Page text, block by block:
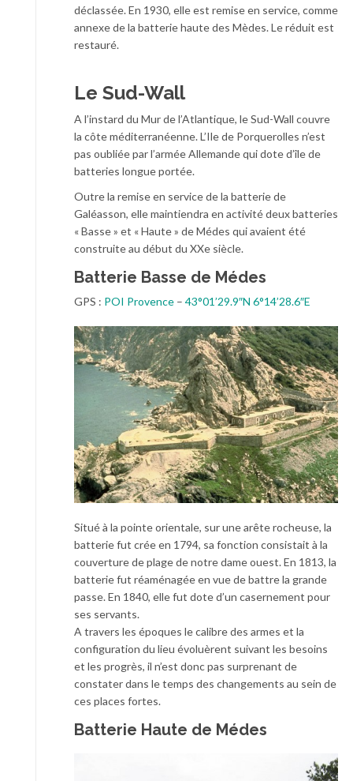
déclassée. En 1930, elle est remise en service, comme
annexe de la batterie haute des Mèdes. Le réduit est
restauré.
Le Sud-Wall
A l’instard du Mur de l’Atlantique, le Sud-Wall couvre
la côte méditerranéenne. L’Ile de Porquerolles n’est
pas oubliée par l’armée Allemande qui dote d’île de
batteries longue portée.
Outre la remise en service de la batterie de
Galéasson, elle maintiendra en activité deux batteries
« Basse » et « Haute » de Médes qui avaient été
construite au début du XXe siècle.
Batterie Basse de Médes
GPS : POI Provence – 43°01’29.9″N 6°14’28.6″E
Situé à la pointe orientale, sur une arête rocheuse, la
batterie fut crée en 1794, sa fonction consistait à la
couverture de plage de notre dame ouest. En 1813, la
batterie fut réaménagée en vue de battre la grande
passe. En 1840, elle fut dote d’un casernement pour
ses servants.
A travers les époques le calibre des armes et la
configuration du lieu évoluèrent suivant les besoins
et les progrès, il n’est donc pas surprenant de
constater dans le temps des changements au sein de
ces places fortes.
Batterie Haute de Médes